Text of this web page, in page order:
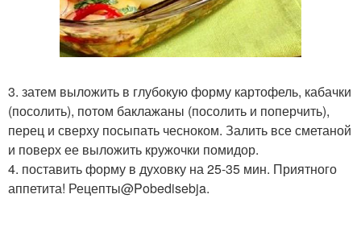
3. затем выложить в глубокую форму картофель, кабачки
(посолить), потом баклажаны (посолить и поперчить),
перец и сверху посыпать чесноком. Залить все сметаной
и поверх ее выложить кружочки помидор.
4. поставить форму в духовку на 25-35 мин. Приятного
аппетита! Рецепты@Pobedisebja.